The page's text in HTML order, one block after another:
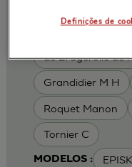
de Brugerolle de
Grandidier M H
Roquet Manon
Tornier C
MODELOS :
Definições de